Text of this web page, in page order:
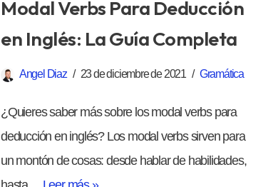
Modal Verbs Para Deducción
en Inglés: La Guía Completa
Angel Diaz 23 de diciembre de 2021 Gramática
¿Quieres saber más sobre los modal verbs para
deducción en inglés? Los modal verbs sirven para
un montón de cosas: desde hablar de habilidades,